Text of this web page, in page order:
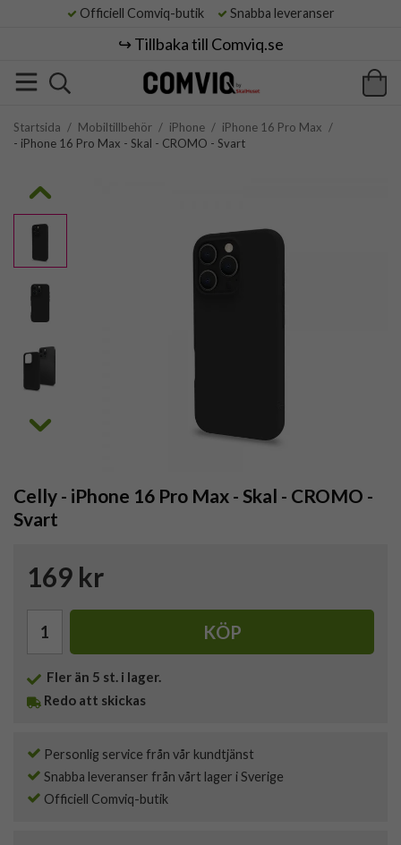
Officiell Comviq-butik Snabba leveranser
↪️ Tillbaka till Comviq.se
Startsida / Mobiltillbehör / iPhone / iPhone 16 Pro Max /
- iPhone 16 Pro Max - Skal - CROMO - Svart
Celly - iPhone 16 Pro Max - Skal - CROMO -
Svart
169 kr
KÖP
Fler än 5 st. i lager.
Redo att skickas
Personlig service från vår kundtjänst
Snabba leveranser från vårt lager i Sverige
Officiell Comviq-butik